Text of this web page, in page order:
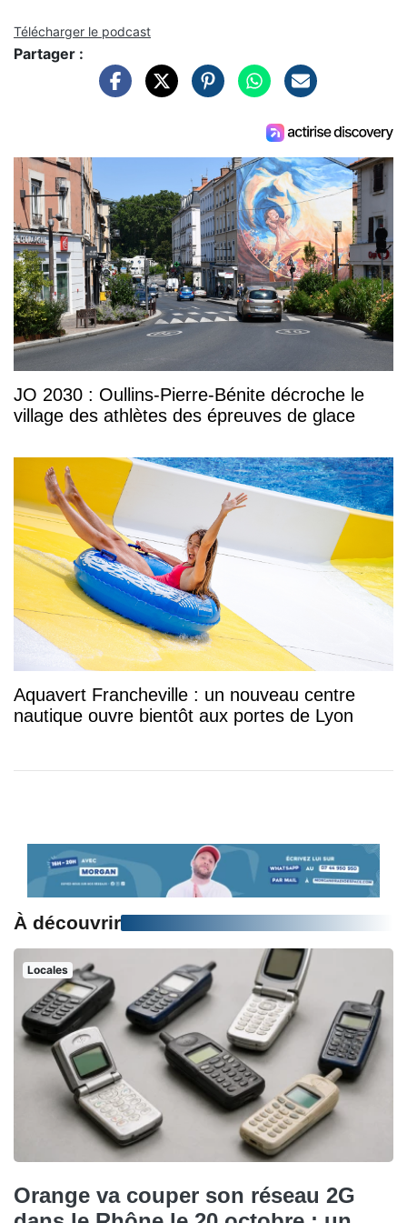
Télécharger le podcast
Partager :
JO 2030 : Oullins-Pierre-Bénite décroche le
village des athlètes des épreuves de glace
Aquavert Francheville : un nouveau centre
nautique ouvre bientôt aux portes de Lyon
À découvrir
Locales
Orange va couper son réseau 2G